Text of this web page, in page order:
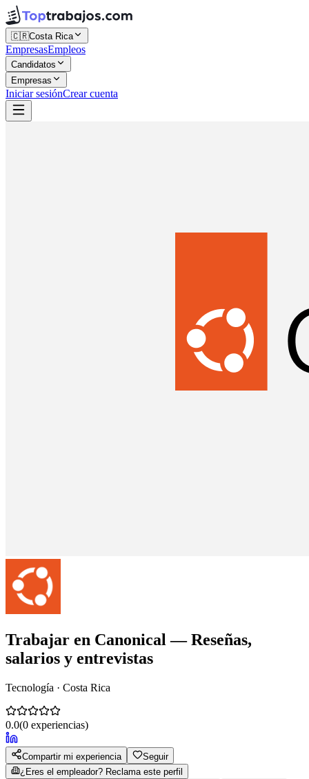
🇨🇷Costa Rica
EmpresasEmpleos
Candidatos
Empresas
Iniciar sesiónCrear cuenta
Trabajar en Canonical — Reseñas,
salarios y entrevistas
Tecnología · Costa Rica
0.0(0 experiencias)
Compartir mi experiencia
Seguir
¿Eres el empleador? Reclama este perfil